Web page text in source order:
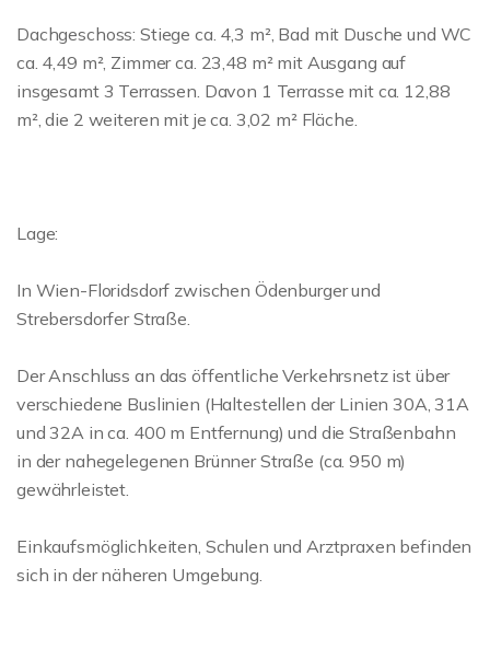
Dachgeschoss: Stiege ca. 4,3 m², Bad mit Dusche und WC
ca. 4,49 m², Zimmer ca. 23,48 m² mit Ausgang auf
insgesamt 3 Terrassen. Davon 1 Terrasse mit ca. 12,88
m², die 2 weiteren mit je ca. 3,02 m² Fläche.
Lage:
In Wien-Floridsdorf zwischen Ödenburger und
Strebersdorfer Straße.
Der Anschluss an das öffentliche Verkehrsnetz ist über
verschiedene Buslinien (Haltestellen der Linien 30A, 31A
und 32A in ca. 400 m Entfernung) und die Straßenbahn
in der nahegelegenen Brünner Straße (ca. 950 m)
gewährleistet.
Einkaufsmöglichkeiten, Schulen und Arztpraxen befinden
sich in der näheren Umgebung.